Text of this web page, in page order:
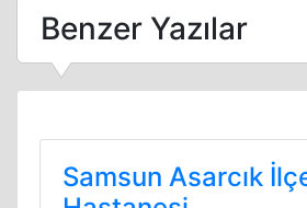
Benzer Yazılar
Samsun Asarcık